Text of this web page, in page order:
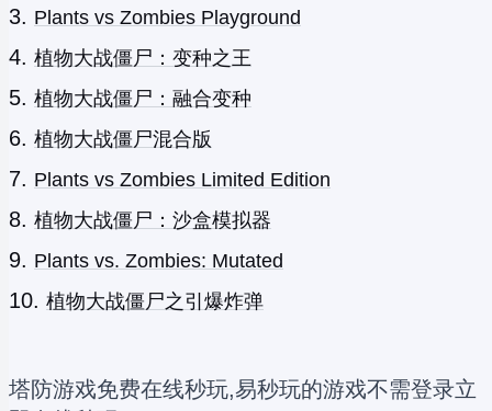
Plants vs Zombies Playground
植物大战僵尸：变种之王
植物大战僵尸：融合变种
植物大战僵尸混合版
Plants vs Zombies Limited Edition
植物大战僵尸：沙盒模拟器
Plants vs. Zombies: Mutated
植物大战僵尸之引爆炸弹
塔防游戏免费在线秒玩,易秒玩的游戏不需登录立